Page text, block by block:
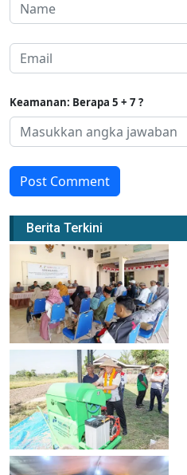
Keamanan: Berapa 5 + 7 ?
Post Comment
Berita Terkini